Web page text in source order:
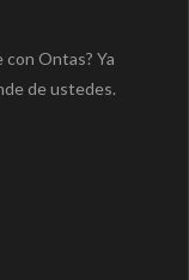
Ontas? Ya
de ustedes.